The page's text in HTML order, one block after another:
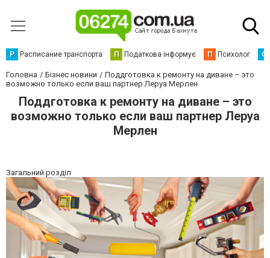
Р Расписание транспорта П Податкова інформує П Психолог С
Головна Бізнес новини
Поддготовка к ремонту на диване – это
возможно только если ваш партнер Леруа Мерлен
Поддготовка к ремонту на диване – это
возможно только если ваш партнер Леруа
Мерлен
Загальний розділ